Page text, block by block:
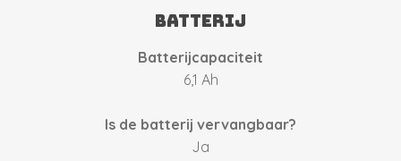
Batterij
Batterijcapaciteit
6,1 Ah
Is de batterij vervangbaar?
Ja